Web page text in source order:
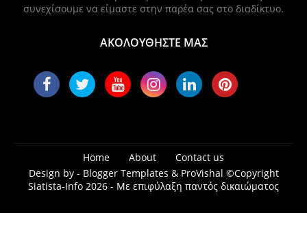
συνεχίσουμε να είμαστε στην παρέα σας στο διαδίκτυο.
ΑΚΟΛΟΥΘΗΣΤΕ ΜΑΣ
Home About
Contact us
Design by - Blogger Templates & ProVishal ©Copyright
Siatista-Info 2026 - Με επιφύλαξη παντός δικαιώματος